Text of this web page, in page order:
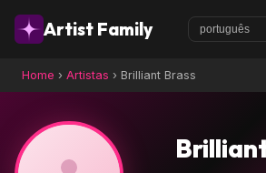
Artist Family
Home › Artistas › Brilliant Brass